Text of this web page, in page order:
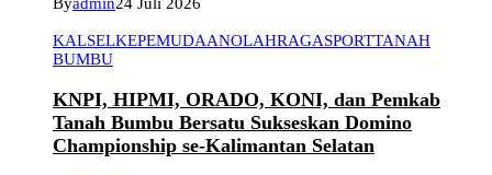
Byadmin24 Juli 2026
KALSELKEPEMUDAANOLAHRAGASPORTTANAH
BUMBU
KNPI, HIPMI, ORADO, KONI, dan Pemkab
Tanah Bumbu Bersatu Sukseskan Domino
Championship se-Kalimantan Selatan